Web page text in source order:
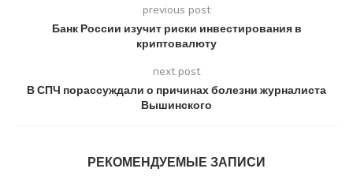
previous post
Банк России изучит риски инвестирования в
криптовалюту
next post
В СПЧ порассуждали о причинах болезни журналиста
Вышинского
РЕКОМЕНДУЕМЫЕ ЗАПИСИ